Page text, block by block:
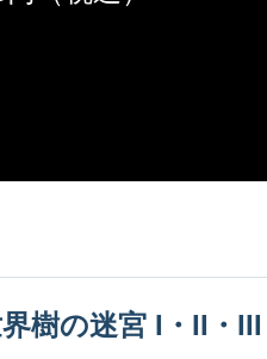
樹の迷宮 I・II・